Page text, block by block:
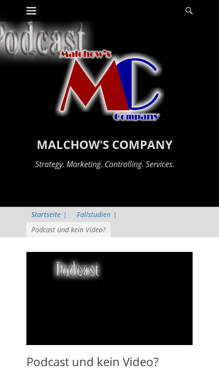
Zum
Inhalt:
Erstes Menü
MALCHOW'S COMPANY
Strategy. Marketing. Controlling. Services.
Startseite | Fallstudien |
Podcast und kein Video?
Podcast und kein Video?